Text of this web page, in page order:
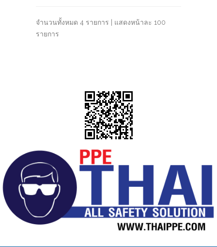
จำนวนทั้งหมด 4 รายการ | แสดงหน้าละ 100
รายการ